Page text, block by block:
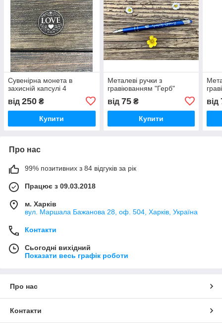
Сувенірна монета в
захисній капсулі 4
від 250 ₴
Купити
Металеві ручки з
гравіюванням "Герб"
від 75₴
Купити
від
Про нас
99% позитивних з 84 відгуків за рік
Працює з 09.03.2018
м. Харків
вул. Маршала Бажанова 28, оф. 504, Харків, Україна
Контакти
Сьогодні вихідний
Показати весь графік роботи
Про нас
Контакти